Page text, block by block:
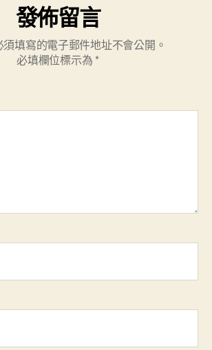
發佈留言
填寫的電子郵件地址不會公開。
必填欄位標示為 *